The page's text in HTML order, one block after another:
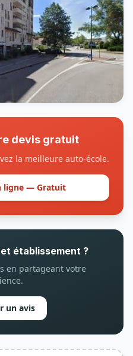
devis gratuit
la meilleure auto-école.
ligne — Gratuit
établissement ?
en partageant votre
un avis